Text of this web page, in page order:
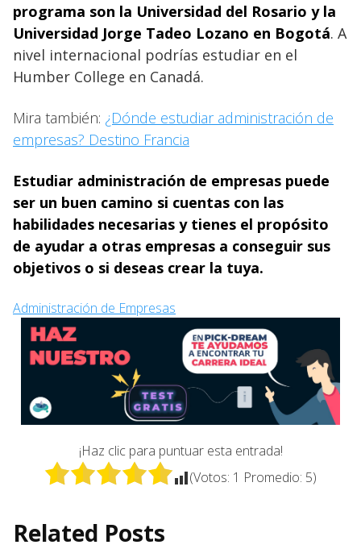
programa son la Universidad del Rosario y la
Universidad Jorge Tadeo Lozano en Bogotá. A
nivel internacional podrías estudiar en el
Humber College en Canadá.
Mira también: ¿Dónde estudiar administración de
empresas? Destino Francia
Estudiar administración de empresas puede
ser un buen camino si cuentas con las
habilidades necesarias y tienes el propósito
de ayudar a otras empresas a conseguir sus
objetivos o si deseas crear la tuya.
Administración de Empresas
¡Haz clic para puntuar esta entrada!
(Votos: 1 Promedio: 5)
Related Posts